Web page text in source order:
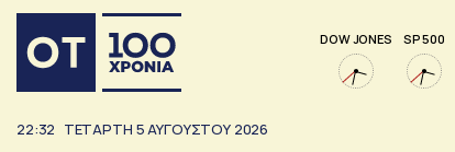
DOW JONES SP 500
22:32 ΤΕΤΆΡΤΗ 5ΑΥΓΟΎΣΤΟΥ 2026